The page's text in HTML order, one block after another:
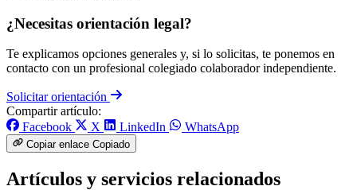
¿Necesitas orientación legal?
Te explicamos opciones generales y, si lo solicitas, te ponemos en
contacto con un profesional colegiado colaborador independiente.
Solicitar orientación
Compartir artículo:
Facebook
X LinkedIn WhatsApp
Copiar enlace Copiado
Artículos y servicios relacionados